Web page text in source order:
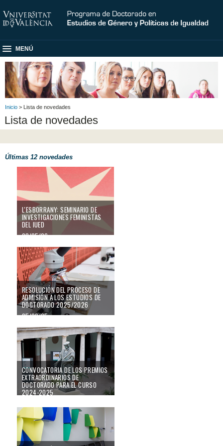
MENÚ
Inicio > Lista de novedades
Lista de novedades
Últimas 12 novedades
l'Esborrany: Seminario de Investigaciones feministas del IUED
L'ESBORRANY: SEMINARIO DE
INVESTIGACIONES FEMINISTAS
DEL IUED
08/05/26
RESOLUCIÓN DEL PROCESO DE ADMISIÓN A LOS ESTUDIOS DE
RESOLUCIÓN DEL PROCESO DE
ADMISIÓN A LOS ESTUDIOS DE
DOCTORADO 2025/2026
25/09/25
Convocatoria de los Premios Extraordinarios de Doctorado para el curso
CONVOCATORIA DE LOS PREMIOS
EXTRAORDINARIOS DE
DOCTORADO PARA EL CURSO
2024-2025
Inscripción a las actividades formativas transversales del curso académico